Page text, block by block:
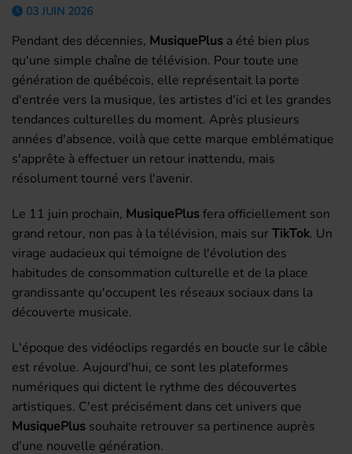
03 JUIN 2026
Pendant des décennies, MusiquePlus a été bien plus
qu'une simple chaîne de télévision. Pour toute une
génération de québécois, elle représentait la porte
d'entrée vers la musique, les artistes d'ici et les grandes
tendances culturelles du moment. Après plusieurs
années d'absence, voilà que cette marque emblématique
s'apprête à effectuer un retour inattendu, mais
résolument tourné vers l'avenir.
Le 11 juin prochain, MusiquePlusfera officiellement son
grand retour, non pas à la télévision, mais surTikTok. Un
virage audacieux qui témoigne de l'évolution des
habitudes de consommation culturelle et de la place
grandissante qu'occupent les réseaux sociaux dans la
découverte musicale.
L'époque des vidéoclips regardés en boucle sur le câble
est révolue. Aujourd'hui, ce sont les plateformes
numériques qui dictent le rythme des découvertes
artistiques. C'est précisément dans cet univers que
MusiquePlus souhaite retrouver sa pertinence auprès
d'une nouvelle génération.